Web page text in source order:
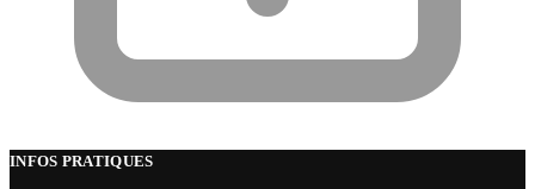
INFOS PRATIQUES